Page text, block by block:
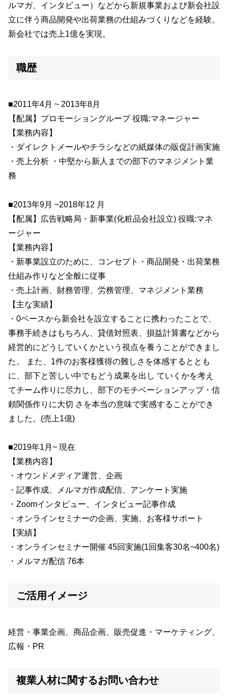
ルマガ、インタビュー）などから新規事業および新会社設
立に伴う商品開発や出荷業務の仕組みづくりなどを経験。
新会社では売上1億を実現。
職歴
■2011年4月 ~ 2013年8月
【配属】プロモーショングループ 役職:マネージャー
【業務内容】
・ダイレクトメールやチラシなどの紙媒体の販促計画実施
・売上分析 ・中堅から新人までの部下のマネジメント業
務
■2013年9月 ~2018年12 月
【配属】広告戦略局・新事業(化粧品会社設立) 役職:マネ
ージャー
【業務内容】
・新事業設立のために、コンセプト・商品開発・出荷業務
仕組み作りなど全般に従事
・売上計画、財務管理、労務管理、マネジメント業務
【主な実績】
・0ベースから新会社を設立することに携わったことで、
事務手続きはもちろん、貸借対照表、損益計算書などから
経営的にどうしていくかという視点を養うことができまし
た。 また、1件のお客様獲得の難しさを体感するととも
に、部下と苦しい中でもどう成果を出し ていくかを考え
てチーム作りに尽力し、部下のモチベーションアップ・信
頼関係作りに大切 さを本当の意味で実感することができ
ました。(売上1億)
■2019年1月~ 現在
【業務内容】
・オウンドメディア運営、企画
・記事作成、メルマガ作成配信、アンケート実施
・Zoomインタビュー、インタビュー記事作成
・オンラインセミナーの企画、実施、お客様サポート
【実績】
・オンラインセミナー開催 45回実施(1回集客30名~400名)
・メルマガ配信 76本
ご活用イメージ
経営・事業企画、商品企画、販売促進・マーケティング、
広報・PR
複業人材に関するお問い合わせ